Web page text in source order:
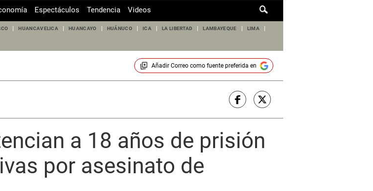
de
Espectáculos Tendencia Videos
HUANCAVELICA HUANCAYO HUÁNUCO ICA LA LIBERTAD LAMBAYEQUE LIMA
Añadir Correocomo fuente preferida en
a 18 años de prisión
por asesinato de